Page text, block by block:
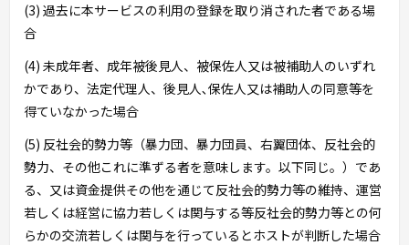
(3) 過去に本サービスの利用の登録を取り消された者である場
合
(4) 未成年者、成年被後見人、被保佐人又は被補助人のいずれ
かであり、法定代理人、後見人､保佐人又は補助人の同意等を
得ていなかった場合
(5) 反社会的勢力等（暴力団、暴力団員、右翼団体、反社会的
勢力、その他これに準ずる者を意味します。以下同じ。）であ
る、又は資金提供その他を通じて反社会的勢力等の維持、運営
若しくは経営に協力若しくは関与する等反社会的勢力等との何
らかの交流若しくは関与を行っているとホストが判断した場合